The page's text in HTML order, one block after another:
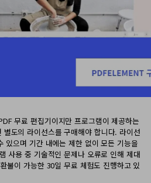
무료 편집기이지만 프로그램이 제공하는
도의 라이선스를 구매해야 합니다. 라이선
있으며 기간 내에는 제한 없이 모든 기능을
사용 중 기술적인 문제나 오류로 인해 제대
불이 가능한 30일 무료 체험도 진행하고 있